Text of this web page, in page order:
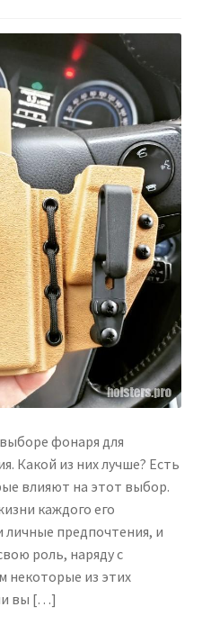
фонаря для
Какой из них лучше? Есть
влияют на этот выбор.
каждого его
личные предпочтения, и
роль, наряду с
некоторые из этих
вы […]